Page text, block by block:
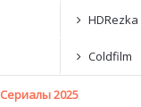
HDRezka
Coldfilm
Сериалы 2025